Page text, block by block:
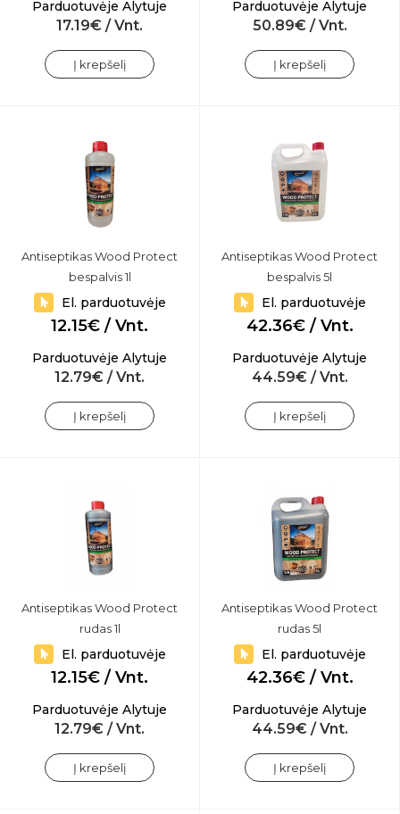
Parduotuvėje Alytuje
17.19€ / Vnt.
Į krepšelį
Parduotuvėje Alytuje
50.89€ / Vnt.
Į krepšelį
Antiseptikas Wood Protect
bespalvis 1l
El. parduotuvėje
12.15€ / Vnt.
Parduotuvėje Alytuje
12.79€ / Vnt.
Į krepšelį
Antiseptikas Wood Protect
bespalvis 5l
El. parduotuvėje
42.36€ / Vnt.
Parduotuvėje Alytuje
44.59€ / Vnt.
Į krepšelį
Antiseptikas Wood Protect
rudas 1l
El. parduotuvėje
12.15€ / Vnt.
Parduotuvėje Alytuje
12.79€ / Vnt.
Į krepšelį
Antiseptikas Wood Protect
rudas 5l
El. parduotuvėje
42.36€ / Vnt.
Parduotuvėje Alytuje
44.59€ / Vnt.
Į krepšelį